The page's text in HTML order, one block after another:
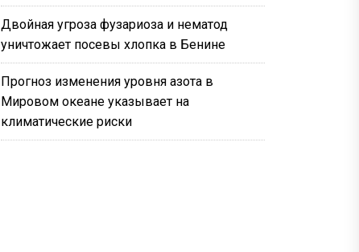
Двойная угроза фузариоза и нематод
уничтожает посевы хлопка в Бенине
Прогноз изменения уровня азота в
Мировом океане указывает на
климатические риски